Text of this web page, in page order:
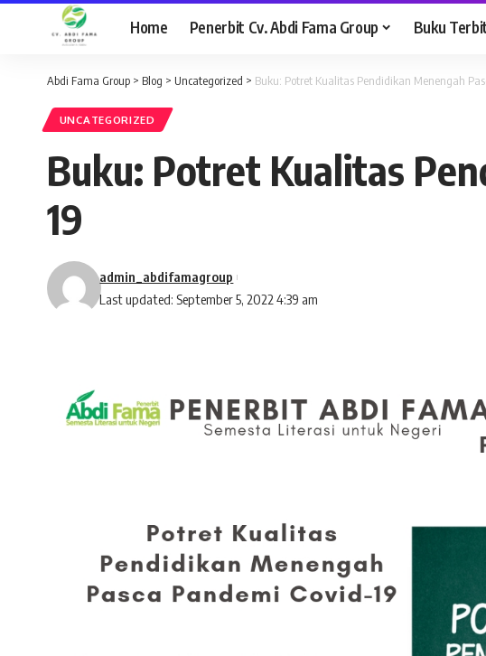
Home Penerbit Cv. Abdi Fama Group Buku
Abdi Fama Group > Blog > Uncategorized > Buku: Potret Kualitas Pendidikan Menengah
UNCATEGORIZED
Buku: Potret Kualitas
19
Last updated: September 5, 2022 4:39 am
admin_abdifamagroup